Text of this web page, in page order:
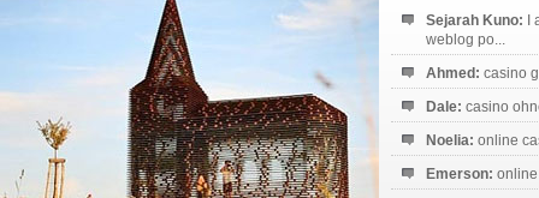
Sejarah Kuno:
weblog po...
Ahmed: casino
Dale: casino
Noelia: online
Emerson: